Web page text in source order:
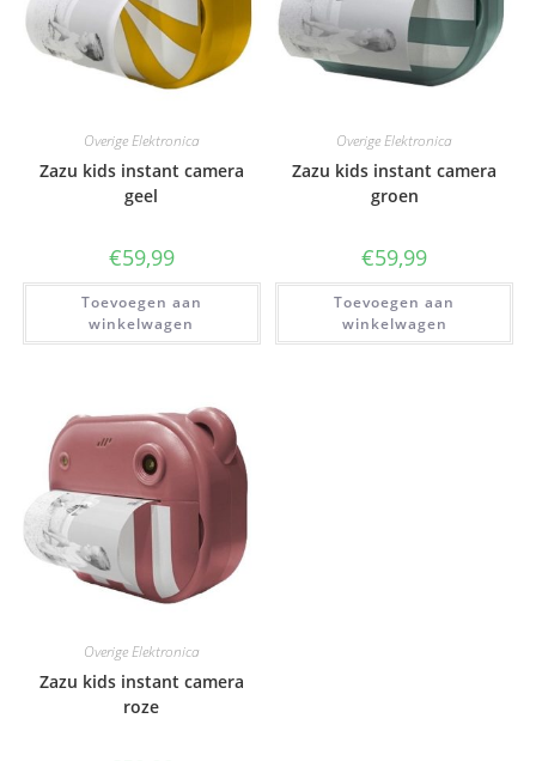
Overige Elektronica
Zazu kids instant camera
geel
€59,99
Toevoegen aan
winkelwagen
Overige Elektronica
Zazu kids instant camera
groen
€59,99
Toevoegen aan
winkelwagen
Overige Elektronica
Zazu kids instant camera
roze